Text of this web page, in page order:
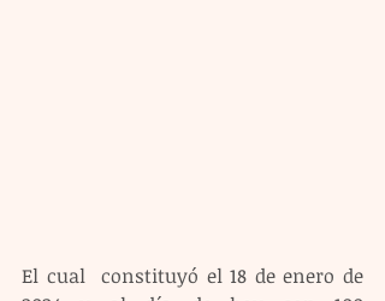
El cual  constituyó el 18 de enero de